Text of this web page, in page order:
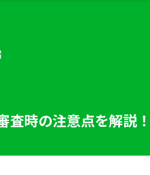
時の注意点を解説！